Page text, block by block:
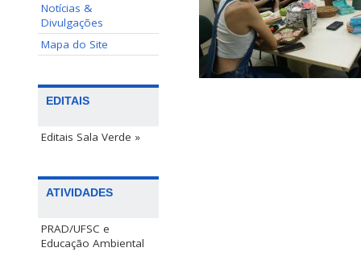
Notícias &
Divulgações
Mapa do Site
EDITAIS
Editais Sala Verde »
ATIVIDADES
PRAD/UFSC e
Educação Ambiental